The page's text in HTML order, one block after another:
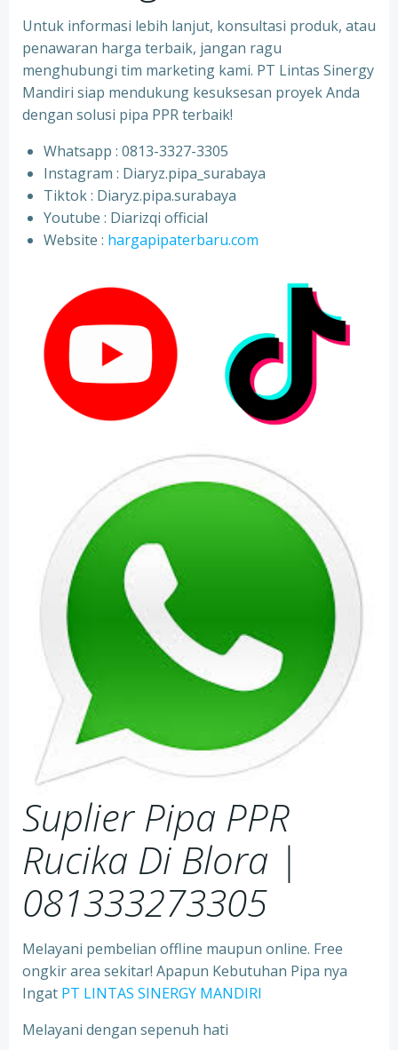
Untuk informasi lebih lanjut, konsultasi produk, atau
penawaran harga terbaik, jangan ragu
menghubungi tim marketing kami. PT Lintas Sinergy
Mandiri siap mendukung kesuksesan proyek Anda
dengan solusi pipa PPR terbaik!
Whatsapp : 0813-3327-3305
⁠Instagram : Diaryz.pipa_surabaya
⁠Tiktok : Diaryz.pipa.surabaya
⁠Youtube : Diarizqi official
⁠Website : hargapipaterbaru.com
Suplier Pipa PPR
Rucika Di Blora |
081333273305
Melayani pembelian offline maupun online. Free
ongkir area sekitar! Apapun Kebutuhan Pipa nya
Ingat PT LINTAS SINERGY MANDIRI
Melayani dengan sepenuh hati